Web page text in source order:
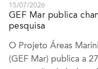
15/07/2026
GEF Mar publica
pesquisa
O Projeto Áreas
(GEF Mar) publica a